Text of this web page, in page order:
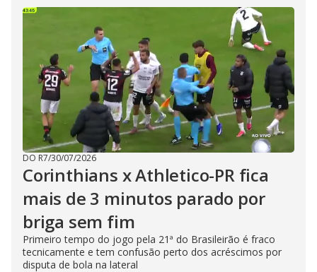
DO R7/30/07/2026
Corinthians x Athletico-PR fica
mais de 3 minutos parado por
briga sem fim
Primeiro tempo do jogo pela 21ª do Brasileirão é fraco
tecnicamente e tem confusão perto dos acréscimos por
disputa de bola na lateral